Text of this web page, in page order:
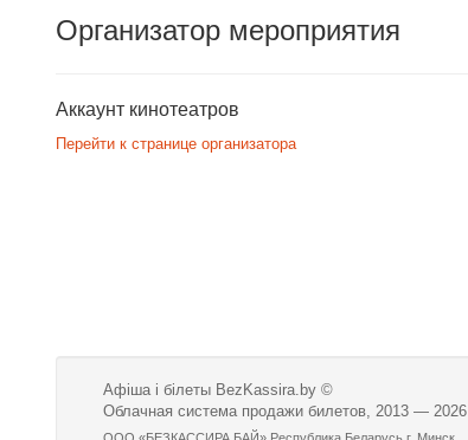
Организатор мероприятия
Аккаунт кинотеатров
Перейти к странице организатора
Афіша і білеты BezKassira.by ©
Облачная система продажи билетов, 2013 — 2026